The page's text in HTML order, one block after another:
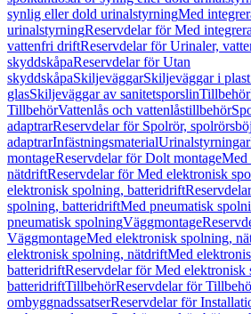
synlig eller dold urinalstyrningMed
urinalstyrningReservdelar för Med
vattenfri driftReservdelar för Urinaler,
skyddskåpaReservdelar för Utan
skyddskåpaSkiljeväggarSkiljeväggar i plast
glasSkiljeväggar av sanitetsporslinTillbehör
TillbehörVattenlås och vattenlåstillbehör
adaptrarReservdelar för Spolrör,
adaptrarInfästningsmaterialUrinalstyrningar
montageReservdelar för Dolt montageMed
nätdriftReservdelar för Med elektronisk
elektronisk spolning, batteridrift
spolning, batteridriftMed pneumatisk
pneumatisk spolningVäggmontage
VäggmontageMed elektronisk spolning,
elektronisk spolning, nätdriftMed
batteridriftReservdelar för Med elektronisk
batteridriftTillbehörReservdelar för
ombyggnadssatserReservdelar för